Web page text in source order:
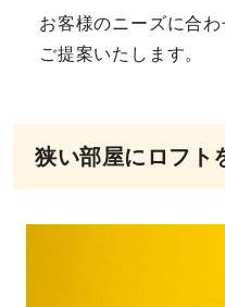
お客様のニーズに合
ご提案いたします。
狭い部屋にロフト